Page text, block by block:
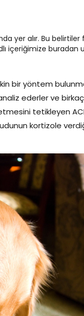
yer alır. Bu belirtiler
içeriğimize buradan
bir yöntem
ederler ve
tetikleyen
kortizole